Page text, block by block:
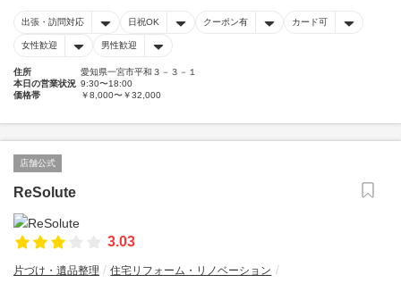
出張・訪問対応 日祝OK クーポン有 カード可
女性歓迎 男性歓迎
住所
愛知県一宮市平和３－３－１
本日の営業状況 9:30〜18:00
価格帯
￥8,000〜￥32,000
店舗公式
ReSolute
3.03
片づけ・遺品整理
住宅リフォーム・リノベーション